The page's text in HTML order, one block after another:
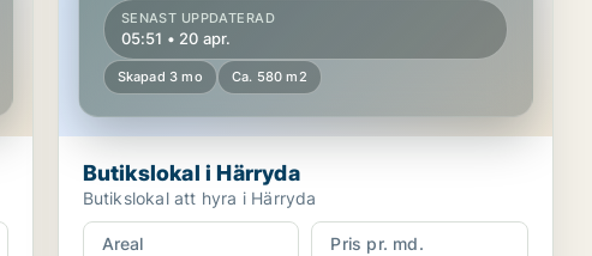
SENAST UPPDATERAD
05:51 • 20 apr.
Skapad 3 mo Ca. 580 m2
Butikslokal i Härryda
Butikslokal att hyra i Härryda
Areal
Pris pr. md.